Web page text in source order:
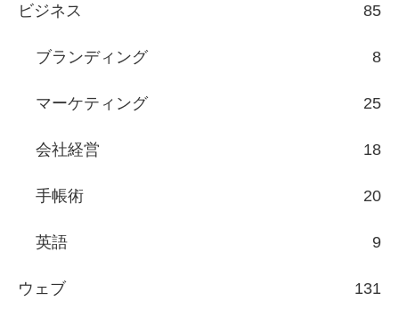
ビジネス 85
ブランディング 8
マーケティング 25
会社経営 18
手帳術 20
英語 9
ウェブ 131